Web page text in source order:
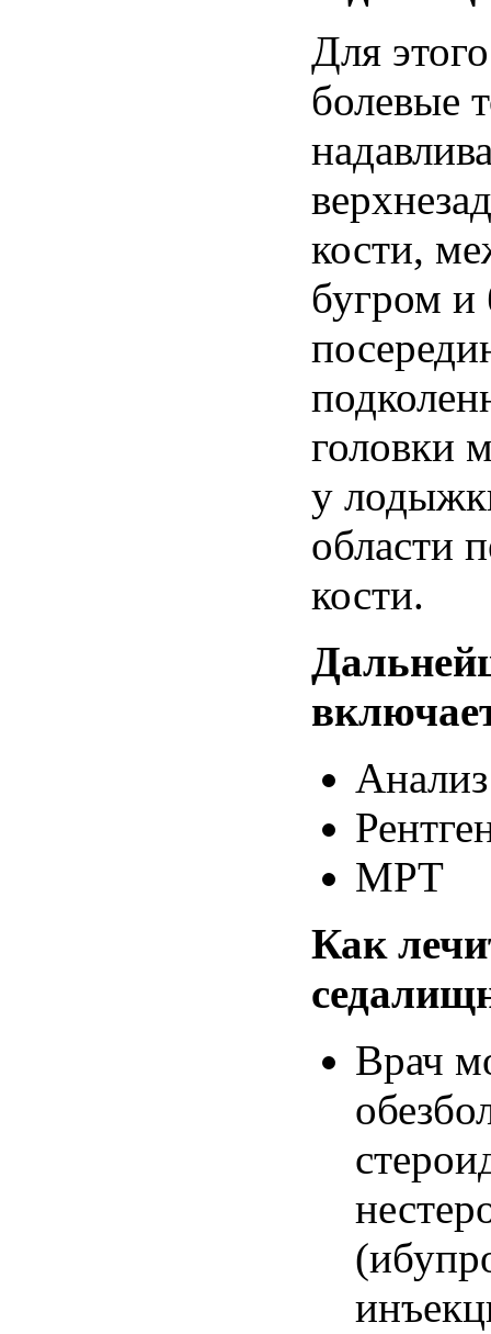
Для этого
болевые
кости,
бугром и
головки
у
области
кости.
Анализ
МРТ
Как
Врач
(